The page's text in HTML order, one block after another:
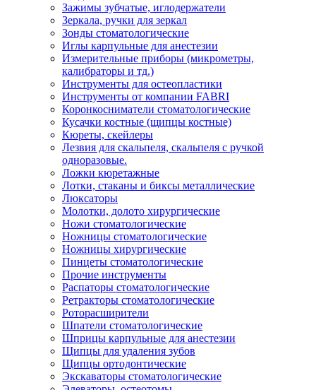
Зажимы зубчатые, иглодержатели
Зеркала, ручки для зеркал
Зонды стоматологические
Иглы карпульные для анестезии
Измерительные приборы (микрометры,
калибраторы и тд.)
Инструменты для остеопластики
Инструменты от компании FABRI
Коронкосниматели стоматологические
Кусачки костные (щипцы костные)
Кюреты, скейлеры
Лезвия для скальпеля, скальпеля с ручкой
одноразовые.
Ложки кюретажные
Лотки, стаканы и биксы металлические
Люксаторы
Молотки, долото хирургические
Ножи стоматологические
Ножницы стоматологические
Ножницы хирургические
Пинцеты стоматологические
Прочие инструменты
Распаторы стоматологические
Ретракторы стоматологические
Роторасширители
Шпатели стоматологические
Шприцы карпульные для анестезии
Щипцы для удаления зубов
Щипцы ортодонтические
Экскаваторы стоматологические